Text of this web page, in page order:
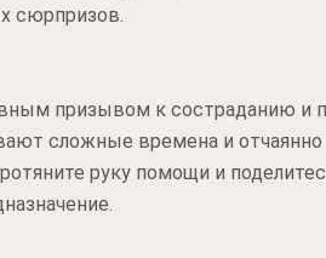
сюрпризов.
призывом к состраданию и
сложные времена и отчаянно
руку помощи и